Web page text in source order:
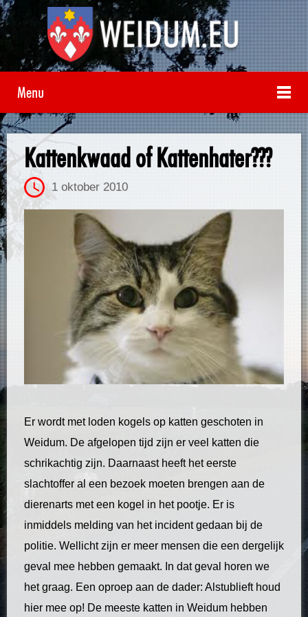
Menu
Kattenkwaad of Kattenhater???
1 oktober 2010
Er wordt met loden kogels op katten geschoten in
Weidum. De afgelopen tijd zijn er veel katten die
schrikachtig zijn. Daarnaast heeft het eerste
slachtoffer al een bezoek moeten brengen aan de
dierenarts met een kogel in het pootje. Er is
inmiddels melding van het incident gedaan bij de
politie. Wellicht zijn er meer mensen die een dergelijk
geval mee hebben gemaakt. In dat geval horen we
het graag. Een oproep aan de dader: Alstublieft houd
hier mee op! De meeste katten in Weidum hebben